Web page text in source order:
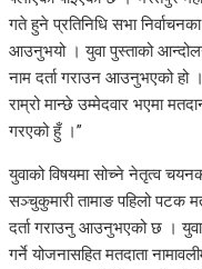
गते हुने प्रतिनिधि सभा
आउनुभयो । युवा पुस्ताको
नाम दर्ता गराउन आउनुभएको हो
राम्रो मान्छे उम्मेदवार भएमा
गरएको हुँ ।”
युवाको विषयमा सोच्ने नेतृत्व
सञ्चुकुमारी तामाङ पहिलो पटक
दर्ता गराउनु आउनुभएको छ । युवा
गर्ने योजनासहित मतदाता